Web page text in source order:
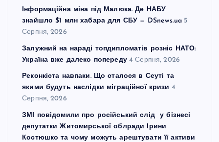
Інформаційна міна під Малюка. Де НАБУ
знайшло $1 млн хабара для СБУ — DSnews.ua 5
Серпня, 2026
Залужний на нараді топдипломатів розніс НАТО:
Україна вже далеко попереду 4 Серпня, 2026
Реконкіста навпаки. Що сталося в Сеуті та
якими будуть наслідки міграційної кризи 4
Серпня, 2026
ЗМІ повідомили про російський слід у бізнесі
депутатки Житомирської облради Ірини
Костюшко та чому можуть арештувати її активи